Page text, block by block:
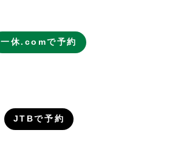
一休.comで予約
JTBで予約